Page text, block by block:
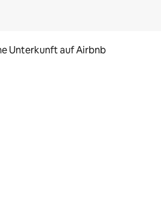
Unterkunft auf Airbnb